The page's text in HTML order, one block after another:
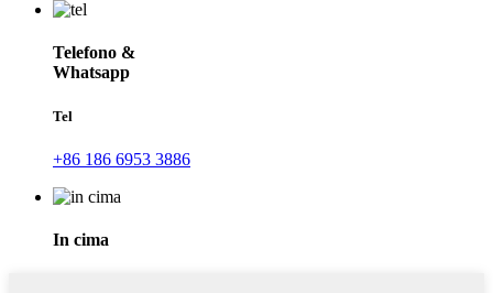
Telefono &
Whatsapp
Tel
+86 186 6953 3886
In cima